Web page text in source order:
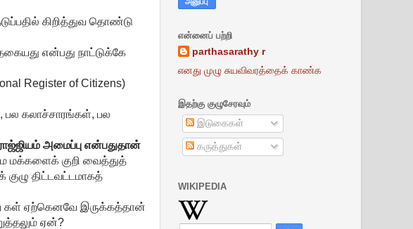
கிறித்துவ தொண்டு
என்பது நாட்டுக்கே
Register of Citizens)
கலாச்சாரங்கள், பல
அமைப்பு என்பதுதான்
மக்களைக் குறி வைத்துத்
குழு திட்டவட்டமாகத்
கள் ஏற்கெனவே இருக்கத்தான்
ஏன்?
என்னைப் பற்றி
parthasarathy r
எனது முழு சுயவிவரத்தைக் காண்க
இதற்கு குழுசேரவும்
இடுகைகள்
கருத்துகள்
WIKIPEDIA